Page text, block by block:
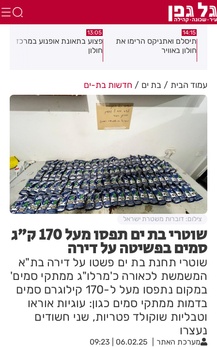
14:15
תיסלם ואתניקס הרימו את
חולון באוויר
13:05
פצוע בתאונת אופנוע במרכז
חולון
עמוד הבית בת ים חדשות בת-ים
שוטרי בת ים תפסו מעל 170 ק"ג
סמים בפשיטה על דירה
שוטרי תחנת בת ים פשטו על דירה בת"א
המשמשת לכאורה כ'מרלו"ג ממתקי סמים'
במקום נתפסו מעל ל-170 קילוגרם סמים
בדמות ממתקי סמים כגון: עוגיות אוראו
וטבליות שוקולד פטריות, שני חשודים
נעצרו
מערכת האתר 06.02.25 | 09:23
צילום: דוברות משטרת ישראל